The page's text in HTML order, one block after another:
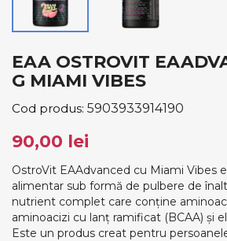
EAA OSTROVIT
G MIAMI VIBES
Cod produs: 5903933914190
90,00 lei
OstroVit EAAdvanced cu Miami Vibes
alimentar sub formă de pulbere de
nutrient complet care conține
aminoacizi cu lanț ramificat (BCAA) și
Este un produs creat pentru